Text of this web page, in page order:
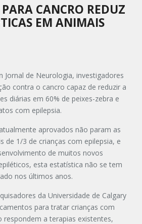
CANCRO REDUZ
EM ANIMAIS
Jornal de Neurologia, investigadores
contra o cancro capaz de reduzir a
diárias em 60% de peixes-zebra e
com epilepsia.
aprovados não param as
de 1/3 de crianças com epilepsia, e
de muitos novos
esta estatística não se tem
nos últimos anos.
da Universidade de Calgary
para tratar crianças com
respondem a terapias existentes,